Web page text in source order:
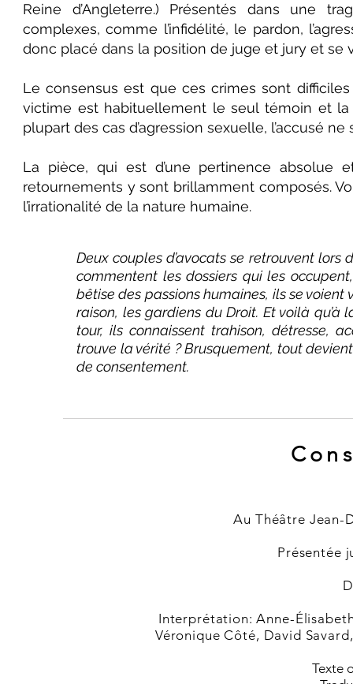
Reine d’Angleterre.) Présentés dans une
complexes, comme l’infidélité, le pardon,
donc placé dans la position de juge et jury et
Le consensus est que ces crimes sont
victime est habituellement le seul témoin et la
plupart des cas d’agression sexuelle, l’accusé ne
La pièce, qui est d’une pertinence
retournements y sont brillamment composés.
l’irrationalité de la nature humaine.
Deux couples d’avocats se retrouvent lors
commentent les dossiers qui les
bêtise des passions humaines, ils se
raison, les gardiens du Droit. Et voilà qu’à
tour, ils connaissent trahison, détresse,
trouve la vérité ? Brusquement, tout
de consentement.
Au Théâtre Jean-
Présentée
Interprétation: Anne-
Véronique Côté, David
Texte